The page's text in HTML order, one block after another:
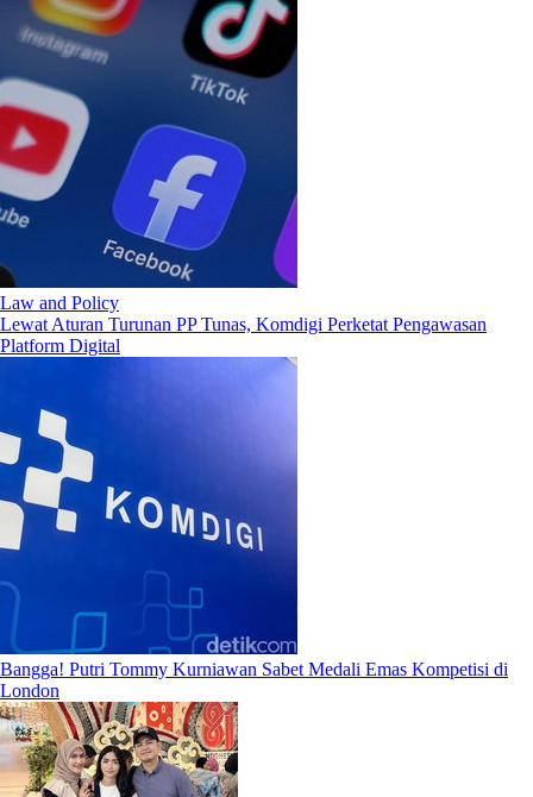
Law and Policy
Lewat Aturan Turunan PP Tunas, Komdigi Perketat Pengawasan
Platform Digital
Bangga! Putri Tommy Kurniawan Sabet Medali Emas Kompetisi di
London